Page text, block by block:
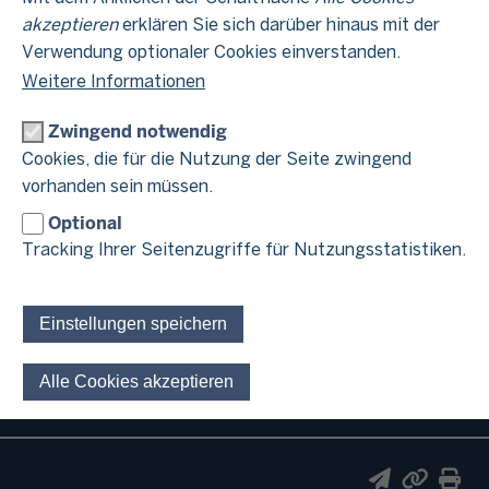
akzeptierenerklären Sie sich darüber hinaus mit der
Verwendung optionaler Cookies einverstanden.
Weitere Informationen
Zwingend notwendig
Cookies, die für die Nutzung der Seite zwingend
vorhanden sein müssen.
Optional
Tracking Ihrer Seitenzugriffe für Nutzungsstatistiken.
Einstellungen speichern
Alle Cookies akzeptieren
Hotline Erbschaft- und
Schenkungsteuerstelle im
Finanzamt Aachen-Stadt
Für Ihre Fragen zum Thema Erbschaft- und Schenkungsteuer
ist im Finanzamt Aachen-Stadt folgende Hotline eingerichtet